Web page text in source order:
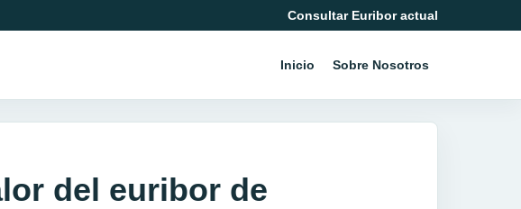
Consultar Euribor actual
Inicio Sobre Nosotros
del euribor de